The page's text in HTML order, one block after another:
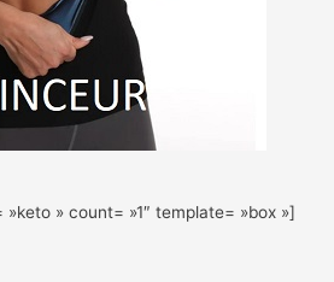
» count= »1″ template= »box »]